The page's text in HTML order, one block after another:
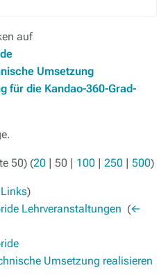
auf
Umsetzung
für die Kandao-360-Grad-
50) (20 | 50 | 100 | 250 | 500)
)
Lehrveranstaltungen (←
Umsetzung realisieren